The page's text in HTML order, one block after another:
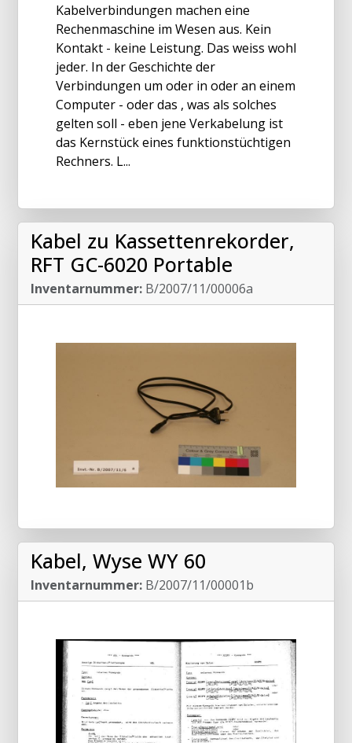
Kabelverbindungen machen eine
Rechenmaschine im Wesen aus. Kein
Kontakt - keine Leistung. Das weiss wohl
jeder. In der Geschichte der
Verbindungen um oder in oder an einem
Computer - oder das , was als solches
gelten soll - eben jene Verkabelung ist
das Kernstück eines funktionstüchtigen
Rechners. L...
Kabel zu Kassettenrekorder,
RFT GC-6020 Portable
Inventarnummer: B/2007/11/00006a
Kabel, Wyse WY 60
Inventarnummer: B/2007/11/00001b